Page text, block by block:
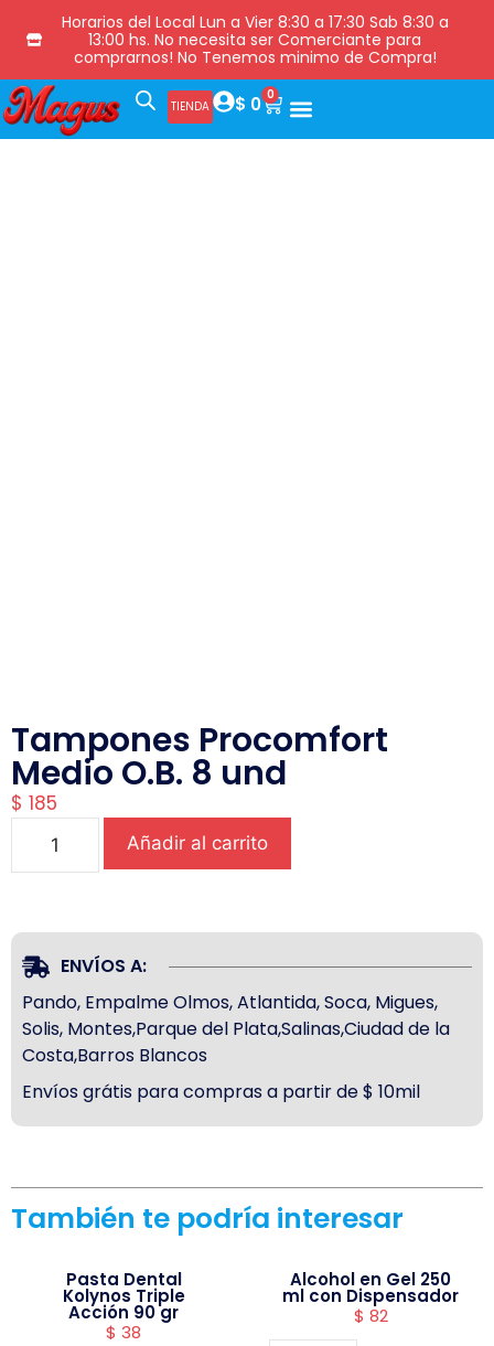
Horarios del Local Lun a Vier 8:30 a 17:30 Sab 8:30 a
13:00 hs. No necesita ser Comerciante para
comprarnos! No Tenemos minimo de Compra!
TIENDA $ 0 0
Tampones Procomfort
Medio O.B. 8 und
$ 185
Añadir al carrito
ENVÍOS A:
Pando, Empalme Olmos, Atlantida, Soca, Migues,
Solis, Montes,Parque del Plata,Salinas,Ciudad de la
Costa,Barros Blancos
Envíos grátis para compras a partir de $ 10mil
También te podría interesar
Pasta Dental
Kolynos Triple
Acción 90 gr
$ 38
Alcohol en Gel 250
ml con Dispensador
$ 82